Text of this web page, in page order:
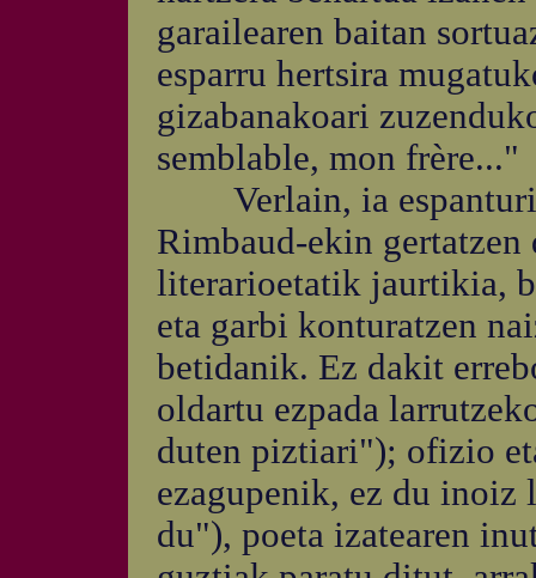
garailearen baitan
esparru hertsira
gizabanakoari
semblable, mon frère..."
Verlain, ia espanturik
Rimbaud-ekin
literarioetatik jaurtikia,
eta garbi konturatzen
betidanik. Ez dakit
oldartu ezpada
duten piztiari"); ofizio
ezagupenik, ez du
du"), poeta izatearen